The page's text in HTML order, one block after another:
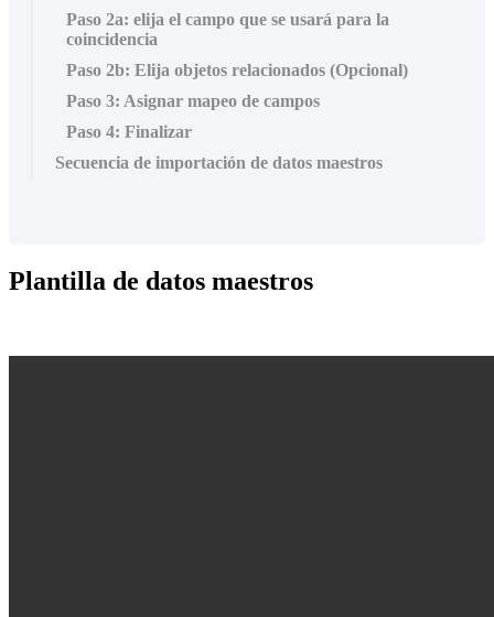
Paso 2a: elija el campo que se usará para la
coincidencia
Paso 2b: Elija objetos relacionados (Opcional)
Paso 3: Asignar mapeo de campos
Paso 4: Finalizar
Secuencia de importación de datos maestros
Plantilla de datos maestros